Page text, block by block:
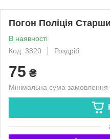
Погон Поліція
В наявності
Код: 3820
Роздріб
75 ₴
Мінімальна сума